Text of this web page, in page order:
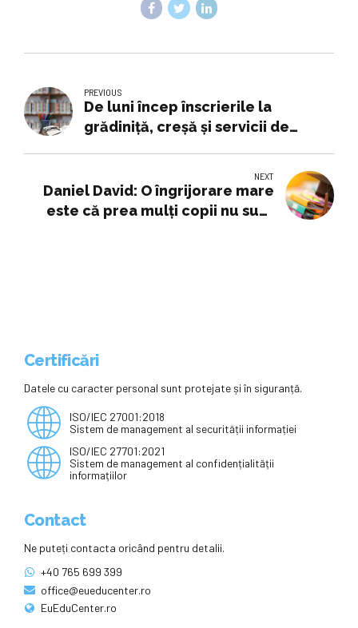
PREVIOUS
De luni încep înscrierile la
grădiniță, creșă și servicii de
NEXT
Daniel David: O îngrijorare mare
este că prea mulţi copii nu sunt
Certificări
Datele cu caracter personal sunt protejate și în siguranță.
ISO/IEC 27001:2018
Sistem de management al securității informației
ISO/IEC 27701:2021
Sistem de management al confidențialității
informațiilor
Contact
Ne puteți contacta oricând pentru detalii.
+40 765 699 399
office@eueducenter.ro
EuEduCenter.ro